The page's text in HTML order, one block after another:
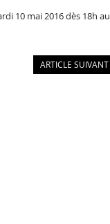
10 mai 2016 dès 18h au
ARTICLE SUIVANT